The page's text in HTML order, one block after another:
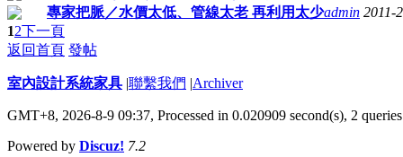
專家把脈／水價太低、管線太老 再利用太少admin 2011-
12下一頁
返回首頁 發帖
室內設計系統家具 |聯繫我們 |Archiver
GMT+8, 2026-8-9 09:37, Processed in 0.020909 second(s), 2 queries
Powered by Discuz! 7.2